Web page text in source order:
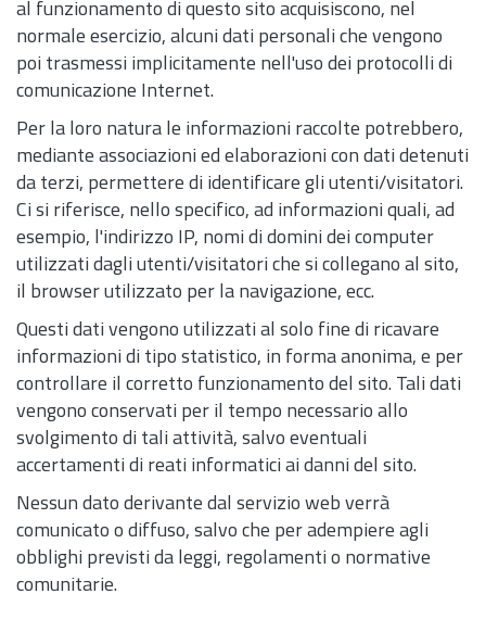
al funzionamento di questo sito acquisiscono, nel
normale esercizio, alcuni dati personali che vengono
poi trasmessi implicitamente nell'uso dei protocolli di
comunicazione Internet.
Per la loro natura le informazioni raccolte potrebbero,
mediante associazioni ed elaborazioni con dati detenuti
da terzi, permettere di identificare gli utenti/visitatori.
Ci si riferisce, nello specifico, ad informazioni quali, ad
esempio, l'indirizzo IP, nomi di domini dei computer
utilizzati dagli utenti/visitatori che si collegano al sito,
il browser utilizzato per la navigazione, ecc.
Questi dati vengono utilizzati al solo fine di ricavare
informazioni di tipo statistico, in forma anonima, e per
controllare il corretto funzionamento del sito. Tali dati
vengono conservati per il tempo necessario allo
svolgimento di tali attività, salvo eventuali
accertamenti di reati informatici ai danni del sito.
Nessun dato derivante dal servizio web verrà
comunicato o diffuso, salvo che per adempiere agli
obblighi previsti da leggi, regolamenti o normative
comunitarie.